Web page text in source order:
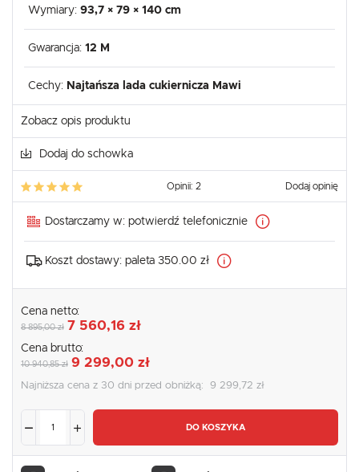
Wymiary: 93,7 × 79 × 140 cm
Gwarancja: 12 M
Cechy: Najtańsza lada cukiernicza Mawi
Zobacz opis produktu
Dodaj do schowka
Opinii: 2 Dodaj opinię
Dostarczamy w: potwierdź telefonicznie
Koszt dostawy: paleta 350.00 zł
Cena netto:
8 895,00 zł 7 560,16 zł
Cena brutto:
10 940,85 zł 9 299,00 zł
Najniższa cena z 30 dni przed obniżką: 9 299,72 zł
DO KOSZYKA